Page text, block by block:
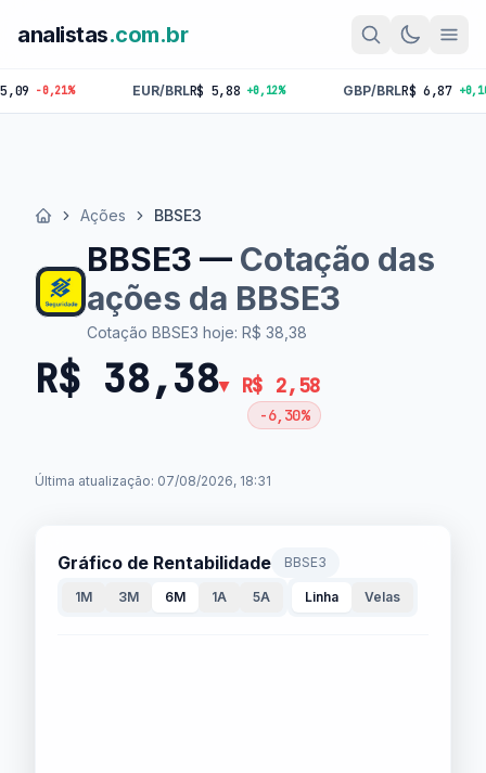
analistas.com.br
EUR/BRLR$ 5,88 +0,12% GBP/BRLR$ 6,87 +0,10% BTCR$
Início Ações BBSE3
BBSE3 — Cotação das
ações da BBSE3
Cotação BBSE3 hoje: R$ 38,38
R$ 38,38▼ R$ 2,58
-6,30%
Última atualização: 07/08/2026, 18:31
Gráfico de Rentabilidade BBSE3
1M 3M 6M 1A 5A Linha Velas